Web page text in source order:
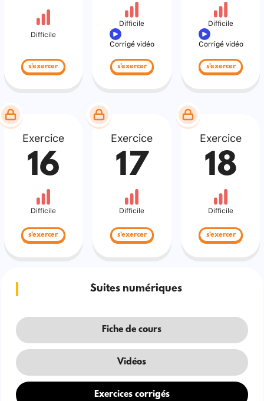
Difficile
s'exercer
Difficile
Corrigé vidéo
s'exercer
Difficile
Corrigé vidéo
s'exercer
Exercice
16
Difficile
s'exercer
Exercice
17
Difficile
s'exercer
Exercice
18
Difficile
s'exercer
Suites numériques
Fiche de cours
Vidéos
Exercices corrigés